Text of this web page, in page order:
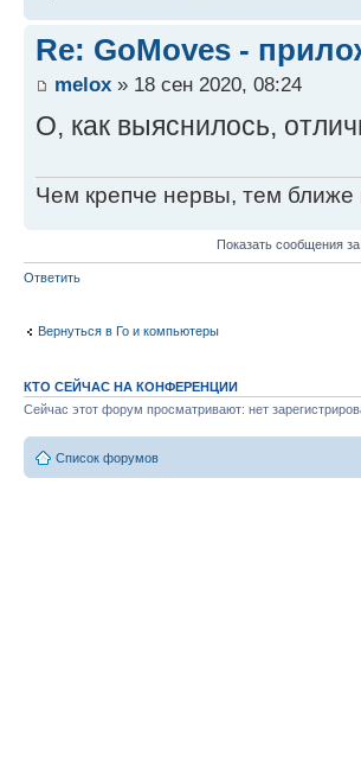
Re: GoMoves -
melox » 18 сен 2020, 08:24
О, как выяснилось,
Чем крепче нервы, тем ближе
Показать сообщения за:
Ответить
Вернуться в Го и компьютеры
КТО СЕЙЧАС НА КОНФЕРЕНЦИИ
Сейчас этот форум просматривают: нет
Список форумов